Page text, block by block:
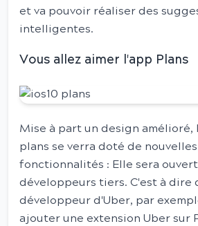
et va pouvoir réaliser des
intelligentes.
Vous allez aimer l'app Plans
Mise à part un design
plans se verra doté de
fonctionnalités : Elle sera
développeurs tiers. C'est à dire
développeur d'Uber, par
ajouter une extension Uber sur